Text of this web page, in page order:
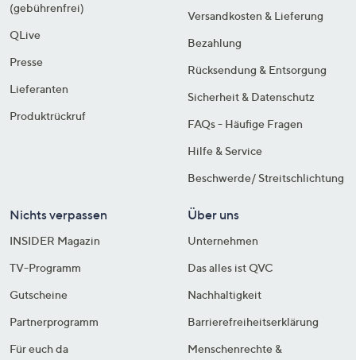
(gebührenfrei)
QLive
Presse
Lieferanten
Produktrückruf
Versandkosten & Lieferung
Bezahlung
Rücksendung & Entsorgung
Sicherheit & Datenschutz
FAQs - Häufige Fragen
Hilfe & Service
Beschwerde/ Streitschlichtung
Nichts verpassen
INSIDER Magazin
TV-Programm
Gutscheine
Partnerprogramm
Für euch da
Über uns
Unternehmen
Das alles ist QVC
Nachhaltigkeit
Barrierefreiheitserklärung
Menschenrechte &